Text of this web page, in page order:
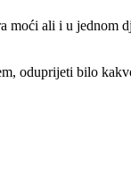
moći ali i u jednom
oduprijeti bilo